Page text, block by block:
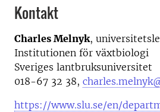
Kontakt
Charles Melnyk,
Institutionen för växtbiologi
Sveriges lantbruksuniversitet
018-67 32 38,
https://www.slu.se/en/